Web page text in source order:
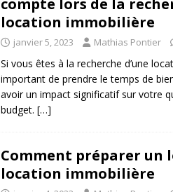
location immobilière
janvier 5, 2023 Mathias Pontier
Si vous êtes à la recherche d’une
important de prendre le temps de
avoir un impact significatif sur votre
budget. […]
Comment préparer un
location immobilière